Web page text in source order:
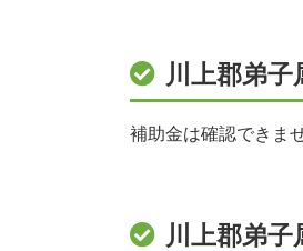
川上郡弟
補助金は確認できま
川上郡弟